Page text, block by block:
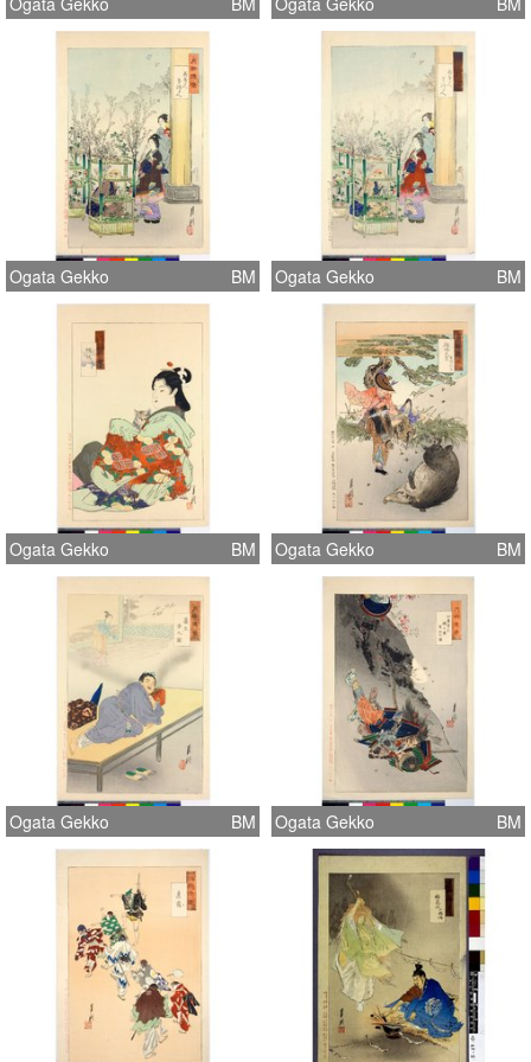
Ogata Gekko BM Ogata Gekko BM
Ogata Gekko BM Ogata Gekko BM
Ogata Gekko BM Ogata Gekko BM